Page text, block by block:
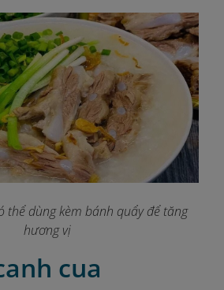
thể dùng kèm bánh quẩy để tăng
hương vị
cua